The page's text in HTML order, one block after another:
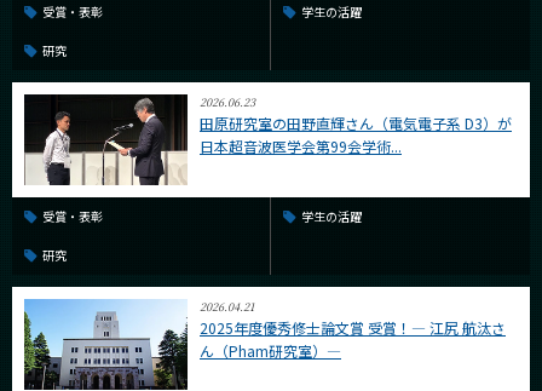
受賞・表彰 学生の活躍
研究
2026.06.23
田原研究室の田野直輝さん（電気電子系 D3）が
日本超音波医学会第99会学術...
受賞・表彰 学生の活躍
研究
2026.04.21
2025年度優秀修士論文賞 受賞！― 江尻 航汰さ
ん（Pham研究室）―